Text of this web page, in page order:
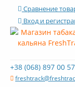
Сравнение
Вход и
+38 (068) 897 00 57